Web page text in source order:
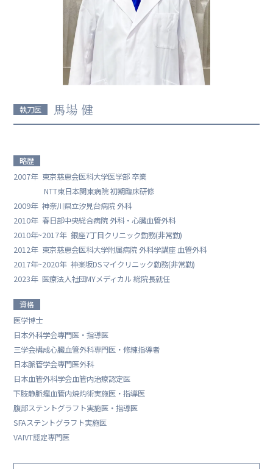
執刀医 馬場 健
略歴
2007年 東京慈恵会医科大学医学部 卒業
NTT東日本関東病院 初期臨床研修
2009年 神奈川県立汐見台病院 外科
2010年 春日部中央総合病院 外科・心臓血管外科
2010年~2017年 銀座7丁目クリニック勤務(非常勤)
2012年 東京慈恵会医科大学附属病院 外科学講座 血管外科
2017年~2020年 神楽坂DSマイクリニック勤務(非常勤)
2023年 医療法人社団MYメディカル 総院長就任
資格
医学博士
日本外科学会専門医・指導医
三学会構成心臓血管外科専門医・修練指導者
日本脈管学会専門医外科
日本血管外科学会血管内治療認定医
下肢静脈瘤血管内焼灼術実施医・指導医
腹部ステントグラフト実施医・指導医
SFAステントグラフト実施医
VAIVT認定専門医